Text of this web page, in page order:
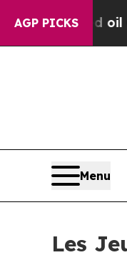
AGP PICKS
Companies
Menu
Les